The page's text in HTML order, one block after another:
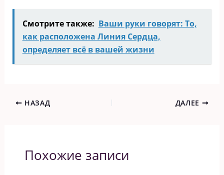
Смотрите также: Ваши руки говорят: То,
как расположена Линия Сердца,
определяет всё в вашей жизни
НАЗАД ДАЛЕЕ
Похожие записи